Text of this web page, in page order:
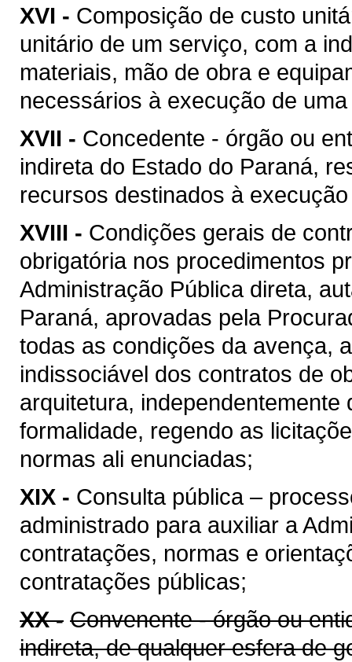
XVI - Composição de custo
unitário de um serviço, com a
materiais, mão de obra e
necessários à execução de
XVII - Concedente - órgão ou
indireta do Estado do Paraná,
recursos destinados à
XVIII - Condições gerais de
obrigatória nos procedimentos
Administração Pública direta,
Paraná, aprovadas pela
todas as condições da avença,
indissociável dos contratos de
arquitetura,
formalidade, regendo as
normas ali enunciadas;
XIX - Consulta pública –
administrado para auxiliar a
contratações, normas e
contratações públicas;
XX - Convenente - órgão ou
indireta, de qualquer esfera de